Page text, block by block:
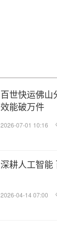
百世快运佛山
效能破万件
2026-07-01 10:16
深耕人工智能
2026-04-14 07:00